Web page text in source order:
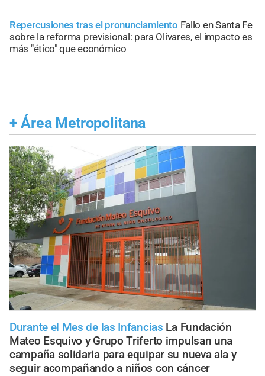
Repercusiones tras el pronunciamiento Fallo en Santa Fe
sobre la reforma previsional: para Olivares, el impacto es
más "ético" que económico
+ Área Metropolitana
Durante el Mes de las Infancias La Fundación
Mateo Esquivo y Grupo Triferto impulsan una
campaña solidaria para equipar su nueva ala y
seguir acompañando a niños con cáncer